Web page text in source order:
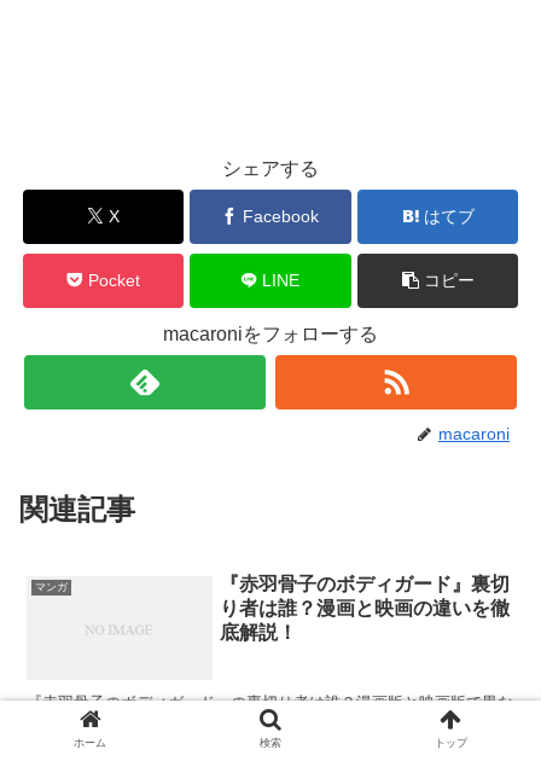
シェアする
X Facebook はてブ
Pocket LINE コピー
macaroniをフォローする
macaroni
関連記事
マンガ
『赤羽骨子のボディガード』裏切
り者は誰？漫画と映画の違いを徹
底解説！
『赤羽骨子のボディガード』の裏切り者は誰？漫画版と映画版で異な
る裏切り者の正体や動機を詳しく解説！首藤孔蘭や海代朱雀の裏切り
の理由、映画版の意外な展開、伏線の回収、新たな裏切り者の可能性
ホーム 検索 トップ